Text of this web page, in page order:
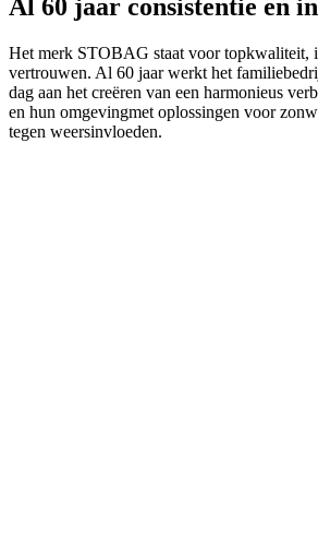
Al 60 jaar consistentie en
Het merk STOBAG staat voor topkwaliteit,
vertrouwen. Al 60 jaar werkt het
dag aan het creëren van een harmonieus
en hun omgevingmet oplossingen voor
tegen weersinvloeden.